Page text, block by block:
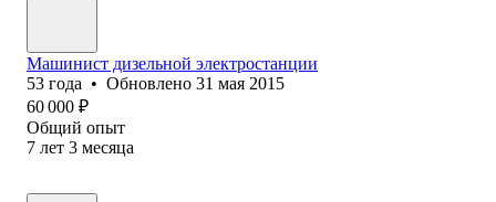
Машинист дизельной электростанции
53 года • Обновлено 31 мая 2015
60 000 ₽
Общий опыт
7 лет 3 месяца